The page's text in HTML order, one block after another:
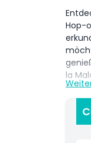
Hop-
la
Rote